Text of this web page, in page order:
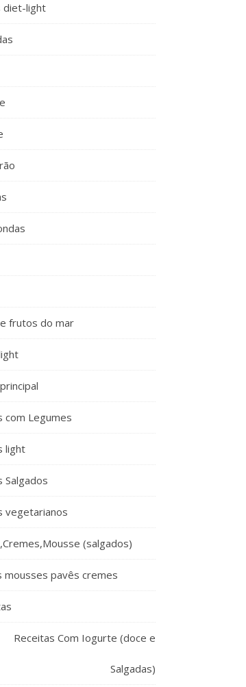
diet-light
frutos do mar
com Legumes
light
Salgados
vegetarianos
(salgados)
mousses pavês cremes
Receitas Com Iogurte (doce e
Salgadas)